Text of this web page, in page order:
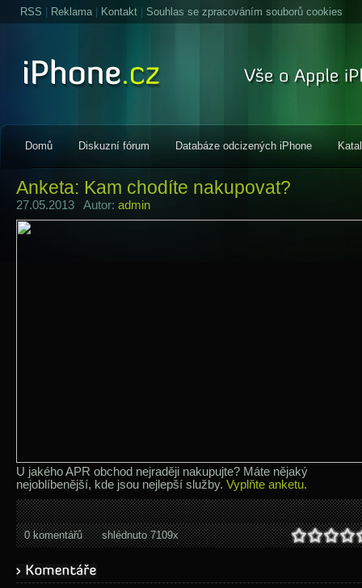
RSS Reklama| Kontakt Souhlas se zpracováním souborů cookies
Domů Diskuzní fórum Databáze odcizených iPhone
Anketa: Kam chodíte nakupovat?
27.05.2013 Autor: admin
U jakého APR obchod nejraději nakupujte? Máte nějaký
nejoblíbenější, kde jsou nejlepší služby. Vyplňte anketu.
0 komentářů shlédnuto 7109x